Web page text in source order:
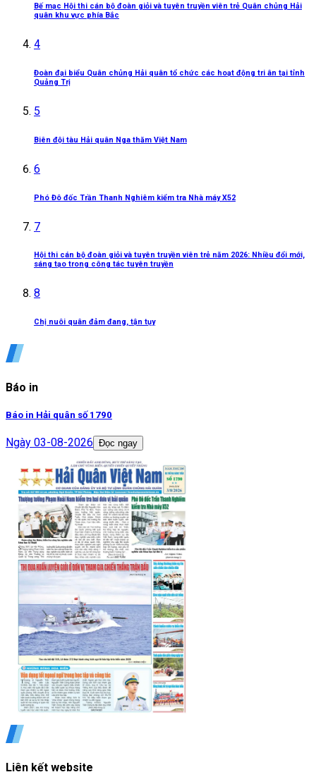
Bế mạc Hội thi cán bộ đoàn giỏi và tuyên truyền viên trẻ Quân chủng Hải
quân khu vực phía Bắc
4
Đoàn đại biểu Quân chủng Hải quân tổ chức các hoạt động tri ân tại tỉnh
Quảng Trị
5
Biên đội tàu Hải quân Nga thăm Việt Nam
6
Phó Đô đốc Trần Thanh Nghiêm kiểm tra Nhà máy X52
7
Hội thi cán bộ đoàn giỏi và tuyên truyền viên trẻ năm 2026: Nhiều đổi mới,
sáng tạo trong công tác tuyên truyền
8
Chị nuôi quân đảm đang, tận tụy
Báo in
Báo in Hải quân số 1790
Ngày 03-08-2026 Đọc ngay
Liên kết website